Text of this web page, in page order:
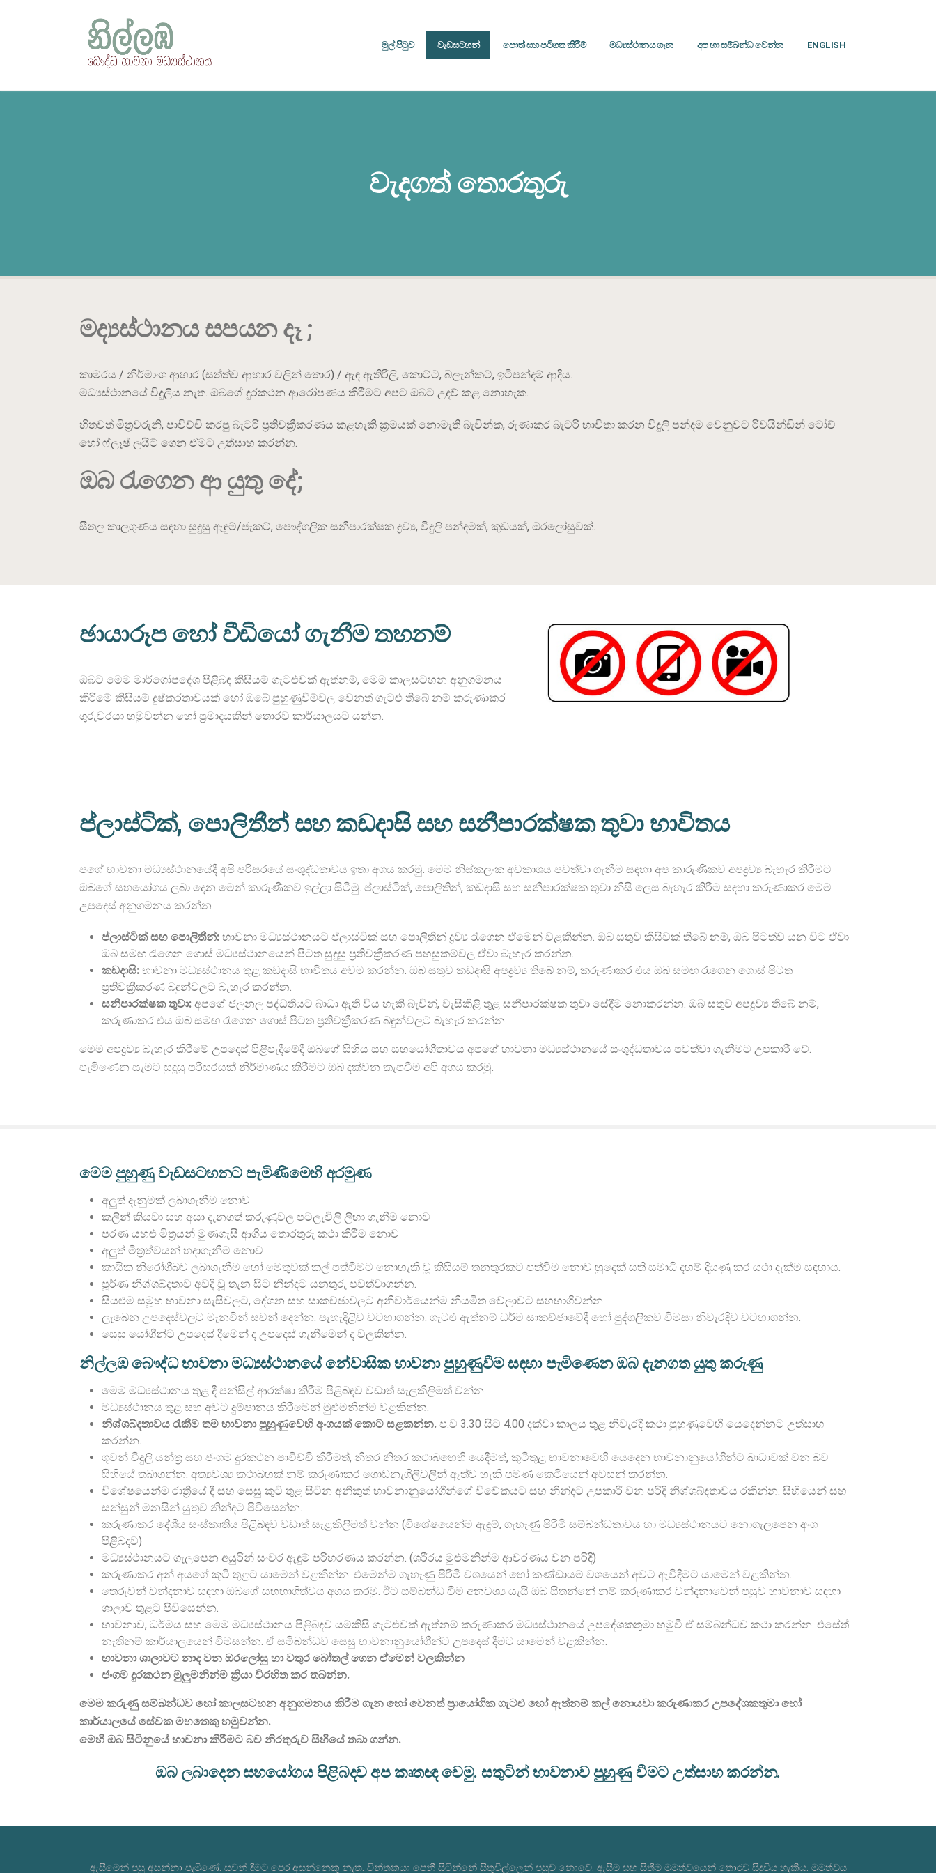
මුල් පිටුව වැඩසටහන් පොත් සහ පටිගත කිරීම් මධ්‍යස්ථානය ගැන අප හා සම්බන්ධ වෙන්න ENGLISH
වැදගත් තොරතුරු
මද්‍යස්ථානය සපයන දෑ ;
කාමරය / නිර්මාංශ ආහාර (සත්ත්ව ආහාර වලින් තොර) / ඇඳ ඇතිරිලි, කොට්ට, බ්ලැන්කට්, ඉටිපන්දම් ආදිය.
මධ්‍යස්ථානයේ විදුලිය නැත. ඔබගේ දුරකථන ආරෝපණය කිරීමට අපට ඔබට උදව් කළ නොහැක.
හිතවත් මිත්‍රවරුනි, පාවිච්චි කරපු බැටරි ප්‍රතිචක්‍රීකරණය කළහැකි ක්‍රමයක් නොමැති බැවින්ක, රුණාකර බැටරි භාවිතා කරන විදුලි පන්දම වෙනුවට රිවයින්ඩින් ටෝච්
හෝ ෆ්ලෑෂ් ලයිට් ගෙන ඒමට උත්සාහ කරන්න.
ඔබ රැගෙන ආ යුතු දේ;
සීතල කාලගුණය සඳහා සුදුසු ඇඳුම්/ජැකට්, පෞද්ගලික සනීපාරක්ෂක ද්‍රව්‍ය, විදුලි පන්දමක්, කුඩයක්, ඔරලෝසුවක්.
ඡායාරූප හෝ වීඩියෝ ගැනීම තහනම්
ඔබට මෙම මාර්ගෝපදේශ පිළිබඳ කිසියම් ගැටළුවක් ඇත්නම්, මෙම කාලසටහන අනුගමනය
කිරීමේ කිසියම් දුෂ්කරතාවයක් හෝ ඔබේ පුහුණුවීම්වල වෙනත් ගැටළු තිබේ නම් කරුණාකර
ගුරුවරයා හමුවන්න හෝ ප්‍රමාදයකින් තොරව කාර්යාලයට යන්න.
ප්ලාස්ටික්, පොලිතීන් සහ කඩදාසි සහ සනීපාරක්ෂක තුවා භාවිතය
පගේ භාවනා මධ්‍යස්ථානයේදී අපි පරිසරයේ සංශුද්ධතාවය ඉතා අගය කරමු. මෙම නිස්කලංක අවකාශය පවත්වා ගැනීම සඳහා අප කාරුණිකව අපද්‍රව්‍ය බැහැර කිරීමට
ඔබගේ සහයෝගය ලබා දෙන මෙන් කාරුණිකව ඉල්ලා සිටිමු. ප්ලාස්ටික්, පොලිතින්, කඩදාසි සහ සනීපාරක්ෂක තුවා නිසි ලෙස බැහැර කිරීම සඳහා කරුණාකර මෙම
උපදෙස් අනුගමනය කරන්න
ප්ලාස්ටික් සහ පොලිතීන්: භාවනා මධ්‍යස්ථානයට ප්ලාස්ටික් සහ පොලිතින් ද්‍රව්‍ය රැගෙන ඒමෙන් වළකින්න. ඔබ සතුව කිසිවක් තිබේ නම්, ඔබ පිටත්ව යන විට ඒවා
ඔබ සමඟ රැගෙන ගොස් මධ්‍යස්ථානයෙන් පිටත සුදුසු ප්‍රතිචක්‍රීකරණ පහසුකම්වල ඒවා බැහැර කරන්න.
කඩදාසි: භාවනා මධ්‍යස්ථානය තුළ කඩදාසි භාවිතය අවම කරන්න. ඔබ සතුව කඩදාසි අපද්‍රව්‍ය තිබේ නම්, කරුණාකර එය ඔබ සමඟ රැගෙන ගොස් පිටත
ප්‍රතිචක්‍රීකරණ බඳුන්වලට බැහැර කරන්න.
සනීපාරක්ෂක තුවා: අපගේ ජලනල පද්ධතියට බාධා ඇති විය හැකි බැවින්, වැසිකිළි තුළ සනීපාරක්ෂක තුවා සේදීම නොකරන්න. ඔබ සතුව අපද්‍රව්‍ය තිබේ නම්,
කරුණාකර එය ඔබ සමඟ රැගෙන ගොස් පිටත ප්‍රතිචක්‍රීකරණ බඳුන්වලට බැහැර කරන්න.
මෙම අපද්‍රව්‍ය බැහැර කිරීමේ උපදෙස් පිළිපැදීමේදී ඔබගේ සිහිය සහ සහයෝගීතාවය අපගේ භාවනා මධ්‍යස්ථානයේ සංශුද්ධතාවය පවත්වා ගැනීමට උපකාරී වේ.
පැමිණෙන සැමට සුදුසු පරිසරයක් නිර්මාණය කිරීමට ඔබ දක්වන කැපවීම අපි අගය කරමු.
මෙම පුහුණු වැඩසටහනට පැමිණීමෙහි අරමුණ
අලුත් දැනුමක් ලබාගැනීම නොව
කලින් කියවා සහ අසා දැනගත් කරුණුවල පටලැවිලි ලිහා ගැනීම නොව
පරණ යහළු මිත්‍රයන් මුණගැසී ආගිය තොරතුරු කථා කිරීම නොව
අලුත් මිත්‍රත්වයන් හදාගැනීම නොව
කායික නිරෝගීබව ලබාගැනීම හෝ මෙතුවක් කල් පත්වීමට නොහැකි වූ කිසියම් තනතුරකට පත්වීම නොව හුදෙක් සති සමාධි දහම් දියුණු කර යථා දැක්ම සඳහාය.
පූර්ණ නිශ්ශබ්දතාව අවදි වූ තැන සිට නින්දට යනතුරු පවත්වාගන්න.
සියළුම සමූහ භාවනා සැසිවලට, දේශන සහ සාකච්ඡාවලට අනිවාර්යෙන්ම නියමිත වේලාවට සහභාගිවන්න.
ලැබෙන උපදෙස්වලට මැනවින් සවන් දෙන්න. පැහැදිළිව වටහාගන්න. ගැටළු ඇත්නම් ධර්ම සාකච්ඡාවේදී හෝ පුද්ගලිකව විමසා නිවැරදිව වටහාගන්න.
සෙසු යෝගීන්ට උපදෙස් දීමෙන් ද උපදෙස් ගැනීමෙන් ද වලකින්න.
නිල්ලඹ බෞද්ධ භාවනා මධ්‍යස්ථානයේ නේවාසික භාවනා පුහුණුවීම සඳහා පැමිණෙන ඔබ දැනගත යුතු කරුණු
මෙම මධ්‍යස්ථානය තුළ දී පන්සිල් ආරක්ෂා කිරීම පිළිබඳව වඩාත් සැලකිලිමත් වන්න.
මධ්‍යස්ථානය තුළ සහ අවට දුම්පානය කිරීමෙන් මුළුමනින්ම වළකින්න.
නිශ්ශබ්දතාවය රැකීම තම භාවනා පුහුණුවෙහි අංගයක් කොට සළකන්න. ප.ව 3.30 සිට 4.00 දක්වා කාලය තුළ නිවැරදි කථා පුහුණුවෙහි යෙදෙන්නට උත්සාහ
කරන්න.
ගුවන් විදුලි යන්ත්‍ර සහ ජංගම දුරකථන පාවිච්චි කිරීමත්, නිතර නිතර කථාබහෙහි යෙදීමත්, කුටිතුළ භාවනාවෙහි ‍යෙදෙන භාවනානුයෝගින්ට බාධාවක් වන බව
සිහියේ තබාගන්න. අත්‍යවශ්‍ය කථාබහක් නම් කරුණාකර ගොඩනැගිලිවලින් ඈත්ව හැකි පමණ කෙටියෙන් අවසන් කරන්න.
විශේෂයෙන්ම රාත්‍රියේ දී සහ සෙසු කුටි තුළ සිටින අනිකුත් භාවනානුයෝගීන්ගේ විවේකයට සහ නින්දට උපකාරී වන පරිදි නිශ්ශබ්දතාවය රකින්න. සිහියෙන් සහ
සන්සුන් මනසින් යුතුව නින්දට පිවිසෙන්න.
කරුණාකර දේශීය සංස්කෘතිය පිළිබඳව වඩාත් සැළකිලිමත් වන්න (විශේෂයෙන්ම ඇඳුම්, ගැහැණු පිරිමි සම්බන්ධතාවය හා මධ්‍යස්ථානයට නොගැලපෙන අංග
පිළිබදව)
මධ්‍යස්ථානයට ගැලපෙන අයුරින් සංවර ඇඳුම් පරිහරණය කරන්න. (ශරීරය මුළුමනින්ම ආවරණය වන පරිදි)
කරුණාකර අන් අයගේ කුටි තුළට යාමෙන් වළකින්න. එමෙන්ම ගැහැණු පිරිමි වශයෙන් හෝ කණ්ඩායම් වශයෙන් අවට ඇවිදීමට යාමෙන් වළකින්න.
තෙරුවන් වන්දනාව සඳහා ඔබගේ සහභාගිත්වය අගය කරමු. ඊට සම්බන්ධ වීම අනවශ්‍ය යැයි ඔබ සිතන්නේ නම් කරුණාකර වන්දනාවෙන් පසුව භාවනාව සඳහා
ශාලාව තුළට පිවිසෙන්න.
භාවනාව, ධර්මය සහ මෙම මධ්‍යස්ථානය පිළිබදව යම්කිසි ගැටළුවක් ඇත්නම් කරුණාකර මධ්‍යස්ථානයේ උපදේශකතුමා හමුවී ඒ සම්බන්ධව කථා කරන්න. එසේත්
නැතිනම් කාර්යාලයෙන් විමසන්න. ඒ සමිබන්ධව සෙසු භාවනානුයෝගීන්ට උපදෙස් දීමට යාමෙන් වළකින්න.
භාවනා ශාලාවට නාද වන ඔරලෝසු හා වතුර බෝතල් ගෙන ඒමෙන් වලකින්න
ජංගම දුරකථන මුලුමනින්ම ක්‍රියා විරහිත කර තබන්න.
මෙම කරුණු සම්බන්ධව හෝ කාලසටහන අනුගමනය කිරීම ගැන හෝ වෙනත් ප්‍රායෝගික ගැටළු හෝ ඇත්නම් කල් නොයවා කරුණාකර උපදේශකතුමා හෝ
කාර්යාලයේ සේවක මහතෙකු හමුවන්න.
මෙහි ඔබ සිටිනුයේ භාවනා කිරීමට බව නිරතුරුව සිහියේ තබා ගන්න.
ඔබ ලබාදෙන සහයෝගය පිළිබදව අප කෘතඥ වෙමු. සතුටින් භාවනාව පුහුණු වීමට උත්සාහ කරන්න.
ඇසීමෙන් පසු අසන්නා පැමිණේ. සවන් දීමට පෙර අසන්නෙකු නැත. චින්තකයා පෙනී සිටින්නේ සිතුවිල්ලෙන් පසුව නොවේ. ඇසීම සහ සිතීම මමත්වයෙන් තොරව සිදුවිය හැකිය. මමත්වය